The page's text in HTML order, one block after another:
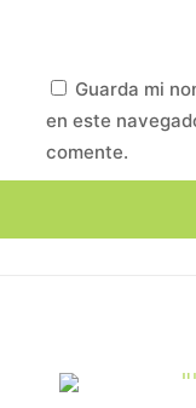
Guarda mi
en este
comente.